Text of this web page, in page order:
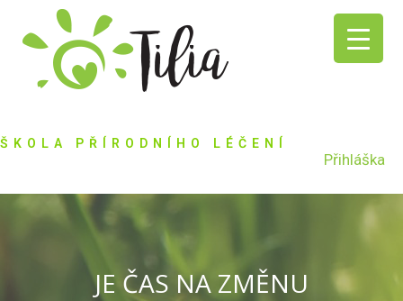
ŠKOLA PŘÍRODNÍHO LÉČENÍ
Přihláška
JE ČAS NA ZMĚNU